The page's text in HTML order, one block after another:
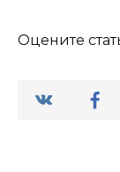
Оцените